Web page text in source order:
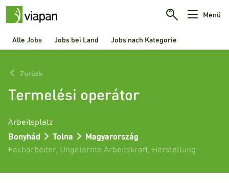
Menü
Alle Jobs Jobs bei Land Jobs nach Kategorie
Zurück
Termelési operátor
Arbeitsplatz
Bonyhád
Tolna
Magyarország
Facharbeiter, Ungelernte Arbeitskraft Herstellung